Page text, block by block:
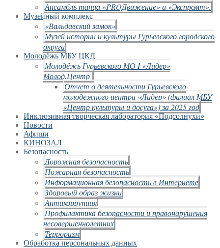
Ансамбль танца «PROДвижение» и «Экспромт».
Музейный комплекс
«Вальдавский замок»
Музей истории и культуры Гурьевского городского
округа
Молодёжь МБУ ЦКД
Молодёжь Гурьевского МО I «Лидер»
Молод.Центр
Отчет о деятельности Гурьевского
молодежного центра «Лидер» (филиал МБУ
«Центр культуры и досуга») за 2025 год
Инклюзивная творческая лаборатория «Подсолнухи»
Новости
Афиши
КИНОЗАЛ
Безопасность
Дорожная безопасность
Пожарная безопасность
Информационная безопасность в Интернете
Здоровый образ жизни
Антикоррупция
Профилактика безопасности и правонарушения
несовершеннолетних
Терроризм
Обработка персональных данных